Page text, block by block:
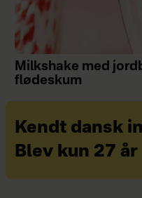
Milkshake med
flødeskum
Kendt dansk
Blev kun 27 år